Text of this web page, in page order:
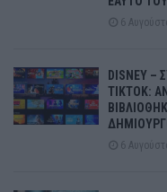
6
DISNEY
TIKTOK:
6